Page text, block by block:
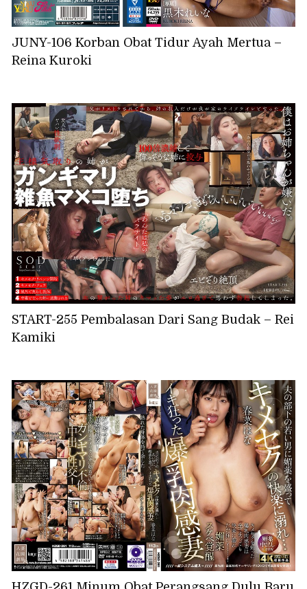
JUNY-106 Korban Obat Tidur Ayah Mertua –
Reina Kuroki
START-255 Pembalasan Dari Sang Budak – Rei
Kamiki